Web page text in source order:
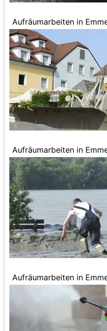
Aufräumarbeiten in
Aufräumarbeiten in
Aufräumarbeiten in